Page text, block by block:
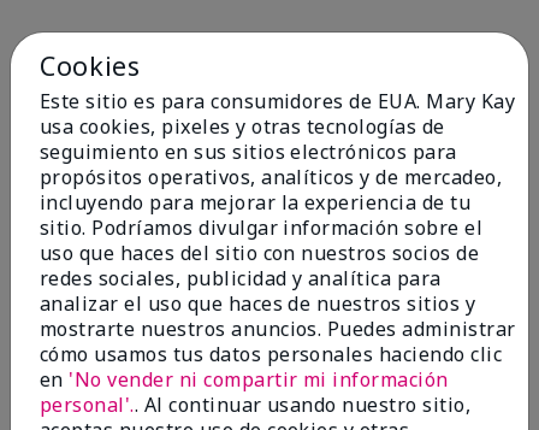
Blending brush
EnviadoHace 1 año
porPam
de Liberty
Comprador verificado
Evaluado en
marykay.com/en-us/
Comentarios sobre Mary Kay® Blending Brush
I love this brush. It is the best brush that I have ever
had.
Cookies
Este sitio es para consumidores de EUA. Mary Kay
usa cookies, pixeles y otras tecnologías de
seguimiento en sus sitios electrónicos para
propósitos operativos, analíticos y de mercadeo,
incluyendo para mejorar la experiencia de tu
sitio. Podríamos divulgar información sobre el
uso que haces del sitio con nuestros socios de
redes sociales, publicidad y analítica para
analizar el uso que haces de nuestros sitios y
mostrarte nuestros anuncios. Puedes administrar
cómo usamos tus datos personales haciendo clic
en 'No vender ni compartir mi información
personal'.. Al continuar usando nuestro sitio,